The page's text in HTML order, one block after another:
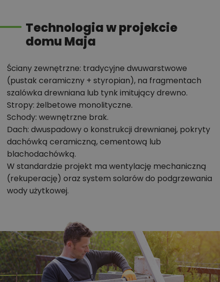
domu została oddzielona od reszty pomieszczeń za
pomocą drzwi przesuwnych.
reprezentacyjny salon wypoczynkowy z jadalnią oraz
kominkiem, umieszczonym blisko granicy z kuchnią. Tę
ostatnią wyposażono w wyjście, prowadzące do
holu. To rozwiązanie z pewnością ułatwi
wykonywanie codziennych obowiązków; w tym
wnoszenie zakupów. W pokoju dziennym wrażenie
przestronności zostało spotęgowane dzięki otwarciu
na drugą kondygnację oraz dzięki dużym
przeszkleniom, łączącym salon z tarasem. Miłym
uzupełnieniem tarasu jest zewnętrzny kominek, który
Uwaga!Cena promocyjna dotyczy wersji
standardowej, nie lustrzanej.
Chcesz uzyskać więcej informacji o tym
Technologia w projekcie
domu Maja
Ściany zewnętrzne: tradycyjne dwuwarstwowe
(pustak ceramiczny + styropian), na fragmentach
szalówka drewniana lub tynk imitujący drewno.
Stropy: żelbetowe monolityczne.
Schody: wewnętrzne brak.
Dach: dwuspadowy o konstrukcji drewnianej, pokryty
dachówką ceramiczną, cementową lub
blachodachówką.
W standardzie projekt ma wentylację mechaniczną
(rekuperację) oraz system solarów do podgrzewania
wody użytkowej.